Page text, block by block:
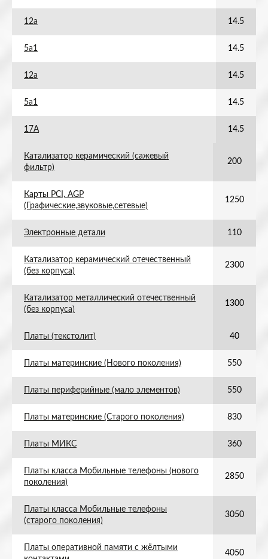
12а 14.5
5а1 14.5
12а 14.5
5а1 14.5
17А 14.5
Катализатор керамический (сажевый
фильтр)
200
Карты PCI, AGP
(Графические,звуковые,сетевые)
1250
Электронные детали 110
Катализатор керамический отечественный
(без корпуса)
2300
Катализатор металлический отечественный
(без корпуса)
1300
Платы (текстолит) 40
Платы материнские (Нового поколения) 550
Платы периферийные (мало элементов) 550
Платы материнские (Старого поколения) 830
Платы МИКС 360
Платы класса Мобильные телефоны (нового
поколения)
2850
Платы класса Мобильные телефоны
(старого поколения)
3050
Платы оперативной памяти с жёлтыми
4050